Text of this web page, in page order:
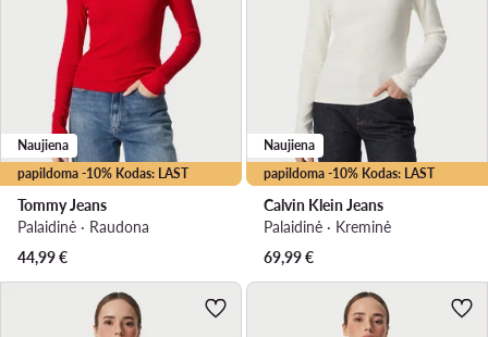
papildoma -10% Kodas: LAST
Naujiena
Tommy Jeans
Palaidinė · Raudona
44,99€
papildoma -10% Kodas: LAST
Naujiena
Calvin Klein Jeans
Palaidinė · Kreminė
69,99€